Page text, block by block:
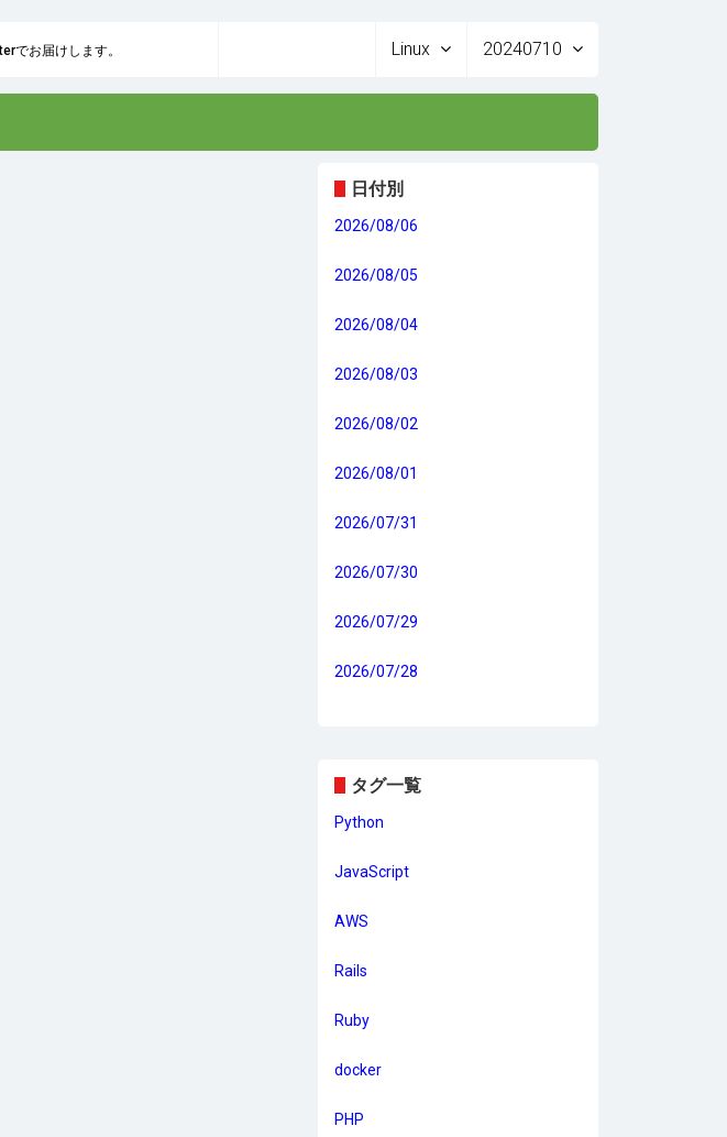
でお届けします。 Linux 20240710
日付別
2026/08/06
2026/08/05
2026/08/04
2026/08/03
2026/08/02
2026/08/01
2026/07/31
2026/07/30
2026/07/29
2026/07/28
タグ一覧
Python
JavaScript
AWS
Rails
Ruby
docker
PHP